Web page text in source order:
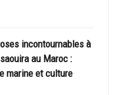
incontournables à
au Maroc :
marine et culture